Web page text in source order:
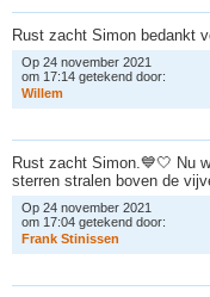
Rust zacht Simon bedankt
Op 24 november 2021
om 17:14 getekend door:
Willem
Rust zacht Simon.💙🤍 Nu
sterren stralen boven de
Op 24 november 2021
om 17:04 getekend door:
Frank Stinissen